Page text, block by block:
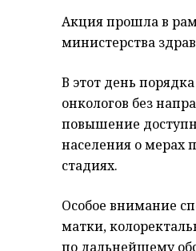
Акция прошла в
министерства
В этот день
онкологов без
повышение
населения о мерах
стадиях.
Особое внимание
матки,
по дальнейшему